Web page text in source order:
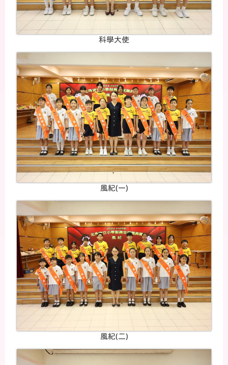
科學大使
風紀(一)
風紀(二)